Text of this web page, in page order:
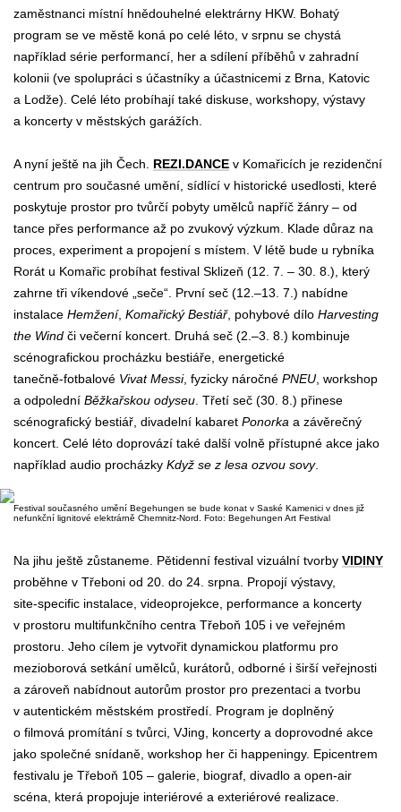
zaměstnanci místní hnědouhelné elektrárny HKW. Bohatý
program se ve městě koná po celé léto, v srpnu se chystá
například série performancí, her a sdílení příběhů v zahradní
kolonii (ve spolupráci s účastníky a účastnicemi z Brna, Katovic
a Lodže). Celé léto probíhají také diskuse, workshopy, výstavy
a koncerty v městských garážích.
A nyní ještě na jih Čech. REZI.DANCE v Komařicích je rezidenční
centrum pro současné umění, sídlící v historické usedlosti, které
poskytuje prostor pro tvůrčí pobyty umělců napříč žánry – od
tance přes performance až po zvukový výzkum. Klade důraz na
proces, experiment a propojení s místem. V létě bude u rybníka
Rorát u Komařic probíhat festival Sklizeň (12. 7. – 30. 8.), který
zahrne tři víkendové seče“. První seč (12.–13. 7.) nabídne
instalace Hemžení, Komařický Bestiář, pohybové dílo Harvesting
the Wind či večerní koncert. Druhá seč (2.–3. 8.) kombinuje
scénografickou procházku bestiáře, energetické
tanečně‑fotbalové Vivat Messi, fyzicky náročné PNEU , workshop
a odpolední Běžkařskou odyseu Třetí seč (30. 8.) přinese
scénografický bestiář, divadelní kabaret Ponorka a závěrečný
koncert. Celé léto doprovází také další volně přístupné akce jako
například audio procházky Když se z lesa ozvou sovy.
Festival současného umění Begehungen se bude konat v Saské Kamenici v dnes již
nefunkční lignitové elektrárně Chemnitz-Nord. Foto: Begehungen Art Festival
Na jihu ještě zůstaneme. Pětidenní festival vizuální tvorby VIDINY
proběhne v Třeboni od 20. do 24. srpna. Propojí výstavy,
site‑specific instalace, videoprojekce, performance a koncerty
v prostoru multifunkčního centra Třeboň 105 i ve veřejném
prostoru. Jeho cílem je vytvořit dynamickou platformu pro
mezioborová setkání umělců, kurátorů, odborné i širší veřejnosti
a zároveň nabídnout autorům prostor pro prezentaci a tvorbu
v autentickém městském prostředí. Program je doplněný
o filmová promítání s tvůrci, VJing, koncerty a doprovodné akce
jako společné snídaně, workshop her či happeningy. Epicentrem
festivalu je Třeboň 105 – galerie, biograf, divadlo a open‑air
scéna, která propojuje interiérové a exteriérové realizace.